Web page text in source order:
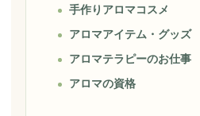
手作りアロマコスメ
アロマアイテム・グッズ
アロマテラピーのお仕事
アロマの資格